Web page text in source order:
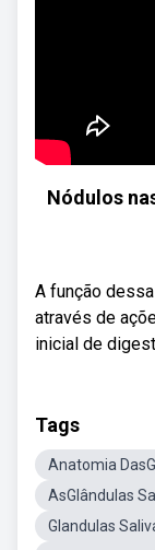
Nódulos
A função
através de
inicial de
Tags
Anatomia
AsGlândulas
Glandulas